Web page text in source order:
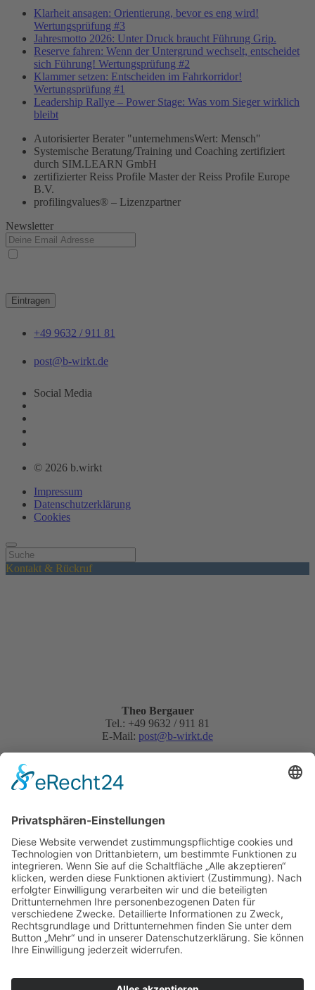
Klarheit ansagen: Orientierung, bevor es eng wird!
Wertungsprüfung #3
Jahresmotto 2026: Unter Druck braucht Führung Grip.
Reserve fahren: Wenn der Untergrund wechselt, entscheidet
sich Führung! Wertungsprüfung #2
Klammer setzen: Entscheiden im Fahrkorridor!
Wertungsprüfung #1
Leadership Rallye – Power Stage: Was vom Sieger wirklich
bleibt
Autorisierter Berater "unternehmensWert: Mensch"
Systemische Beratung/Training und Coaching zertifiziert
durch SIM.LEARN GmbH
zertifizierter Reiss Profile Master der Reiss Profile Europe
B.V.
profilingvalues® – Lizenzpartner
Newsletter
Eintragen
+49 9632 / 911 81
post@b-wirkt.de
Social Media
© 2026 b.wirkt
Impressum
Datenschutzerklärung
Cookies
Kontakt & Rückruf
Theo Bergauer
Tel.: +49 9632 / 911 81
E-Mail: post@b-wirkt.de
Datenschutz akzeptieren